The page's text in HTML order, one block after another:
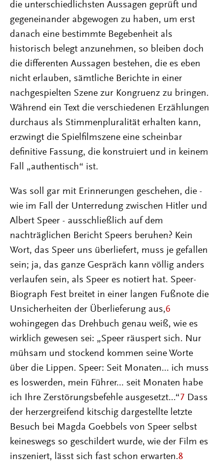
die unterschiedlichsten Aussagen geprüft und
gegeneinander abgewogen zu haben, um erst
danach eine bestimmte Begebenheit als
historisch belegt anzunehmen, so bleiben doch
die differenten Aussagen bestehen, die es eben
nicht erlauben, sämtliche Berichte in einer
nachgespielten Szene zur Kongruenz zu bringen.
Während ein Text die verschiedenen Erzählungen
durchaus als Stimmenpluralität erhalten kann,
erzwingt die Spielfilmszene eine scheinbar
definitive Fassung, die konstruiert und in keinem
Fall „authentisch“ ist.
Was soll gar mit Erinnerungen geschehen, die -
wie im Fall der Unterredung zwischen Hitler und
Albert Speer - ausschließlich auf dem
nachträglichen Bericht Speers beruhen? Kein
Wort, das Speer uns überliefert, muss je gefallen
sein; ja, das ganze Gespräch kann völlig anders
verlaufen sein, als Speer es notiert hat. Speer-
Biograph Fest breitet in einer langen Fußnote die
Unsicherheiten der Überlieferung aus,6
wohingegen das Drehbuch genau weiß, wie es
wirklich gewesen sei: „Speer räuspert sich. Nur
mühsam und stockend kommen seine Worte
über die Lippen. Speer: Seit Monaten... ich muss
es loswerden, mein Führer... seit Monaten habe
ich Ihre Zerstörungsbefehle ausgesetzt...“7 Dass
der herzergreifend kitschig dargestellte letzte
Besuch bei Magda Goebbels von Speer selbst
keineswegs so geschildert wurde, wie der Film es
inszeniert, lässt sich fast schon erwarten.8